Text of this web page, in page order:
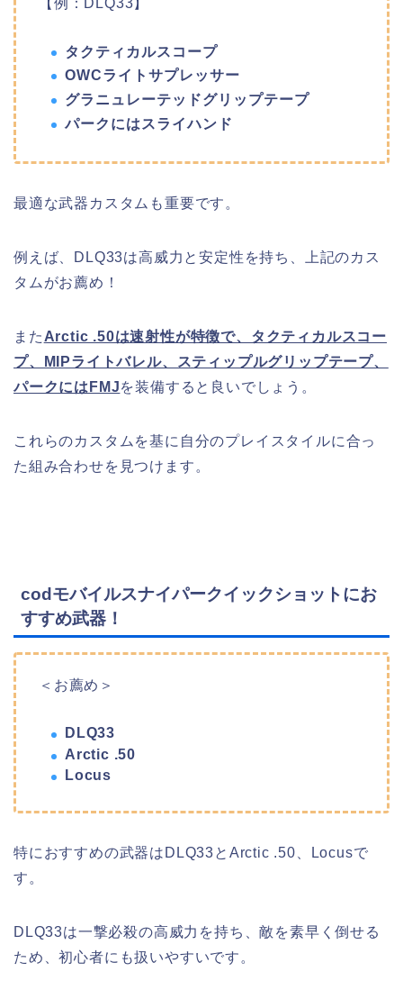
タクティカルスコープ
OWCライトサプレッサー
グラニュレーテッドグリップテープ
パークにはスライハンド
最適な武器カスタムも重要です。
例えば、DLQ33は高威力と安定性を持ち、上記のカス
タムがお薦め！
また Arctic .50は速射性が特徴で、タクティカルスコー
プ、MIPライトバレル、スティップルグリップテープ、
パークにはFMJを装備すると良いでしょう。
これらのカスタムを基に自分のプレイスタイルに合っ
た組み合わせを見つけます。
codモバイルスナイパークイックショットにお
すすめ武器！
＜お薦め＞
DLQ33
Arctic .50
Locus
特におすすめの武器はDLQ33とArctic .50、Locusで
す。
DLQ33は一撃必殺の高威力を持ち、敵を素早く倒せる
ため、初心者にも扱いやすいです。